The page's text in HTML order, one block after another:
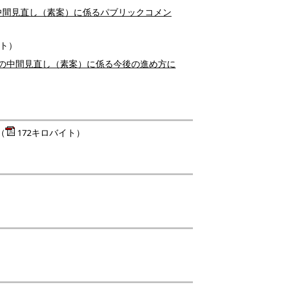
見直し（素案）に係るパブリックコメン
）
間見直し（素案）に係る今後の進め方に
（ 172キロバイト）